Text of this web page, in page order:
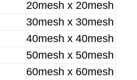
20mesh x 20mesh
30mesh x 30mesh
40mesh x 40mesh
50mesh x 50mesh
60mesh x 60mesh